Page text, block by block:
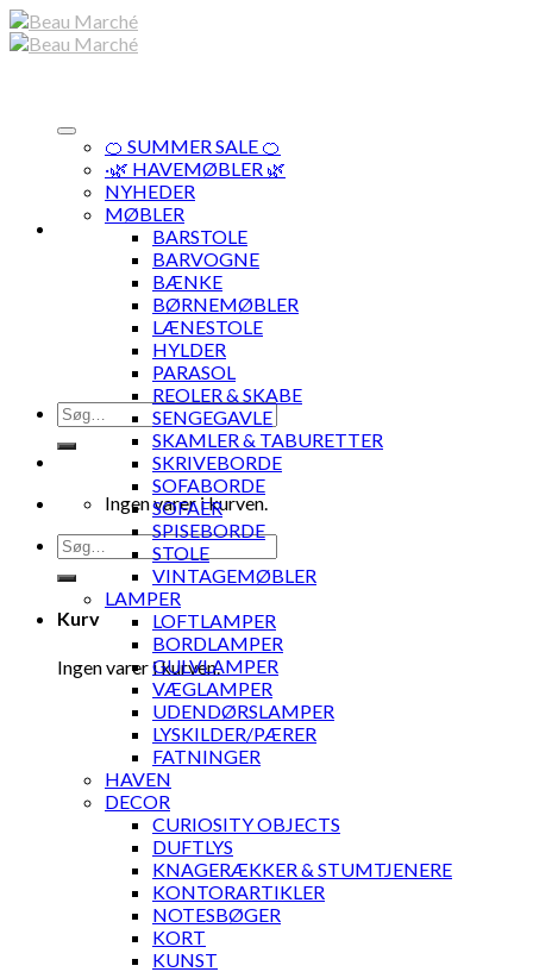
Skip
to
Søg
efter:
Ingen varer i kurven.
Søg
efter:
Kurv
Ingen varer i kurven.
🍊 SUMMER SALE 🍊
·🌿 HAVEMØBLER 🌿
NYHEDER
MØBLER
BARSTOLE
BARVOGNE
BÆNKE
BØRNEMØBLER
LÆNESTOLE
HYLDER
PARASOL
REOLER & SKABE
SENGEGAVLE
SKAMLER & TABURETTER
SKRIVEBORDE
SOFABORDE
SOFAER
SPISEBORDE
STOLE
VINTAGEMØBLER
LAMPER
LOFTLAMPER
BORDLAMPER
GULVLAMPER
VÆGLAMPER
UDENDØRSLAMPER
LYSKILDER/PÆRER
FATNINGER
HAVEN
DECOR
CURIOSITY OBJECTS
DUFTLYS
KNAGERÆKKER & STUMTJENERE
KONTORARTIKLER
NOTESBØGER
KORT
KUNST